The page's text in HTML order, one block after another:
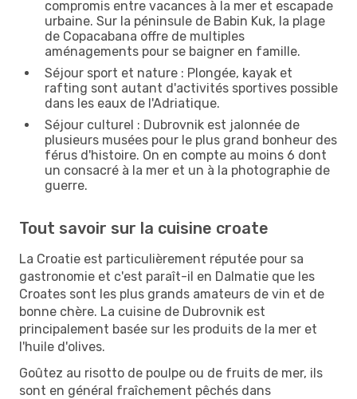
compromis entre vacances à la mer et escapade
urbaine. Sur la péninsule de Babin Kuk, la plage
de Copacabana offre de multiples
aménagements pour se baigner en famille.
Séjour sport et nature : Plongée, kayak et
rafting sont autant d'activités sportives possible
dans les eaux de l'Adriatique.
Séjour culturel : Dubrovnik est jalonnée de
plusieurs musées pour le plus grand bonheur des
férus d'histoire. On en compte au moins 6 dont
un consacré à la mer et un à la photographie de
guerre.
Tout savoir sur la cuisine croate
La Croatie est particulièrement réputée pour sa
gastronomie et c'est paraît-il en Dalmatie que les
Croates sont les plus grands amateurs de vin et de
bonne chère. La cuisine de Dubrovnik est
principalement basée sur les produits de la mer et
l'huile d'olives.
Goûtez au risotto de poulpe ou de fruits de mer, ils
sont en général fraîchement pêchés dans